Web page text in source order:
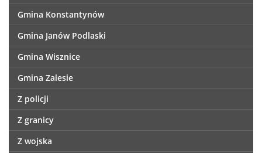
Gmina Konstantynów
Gmina Janów Podlaski
Gmina Wisznice
Gmina Zalesie
Z policji
Z granicy
Z wojska